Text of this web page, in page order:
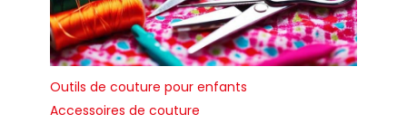
Outils de couture pour enfants
Accessoires de couture